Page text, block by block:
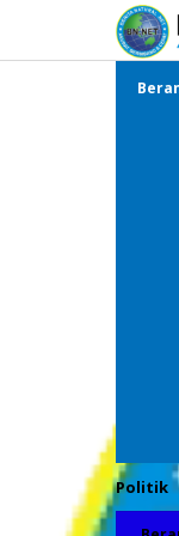
Politik